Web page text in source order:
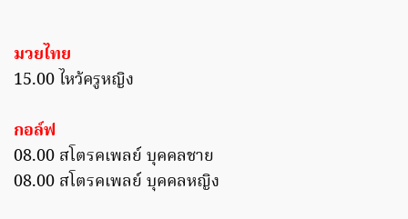
มวยไทย
15.00 ไหว้ครูหญิง
กอล์ฟ
08.00 สโตรคเพลย์ บุคคลชาย
08.00 สโตรคเพลย์ บุคคลหญิง